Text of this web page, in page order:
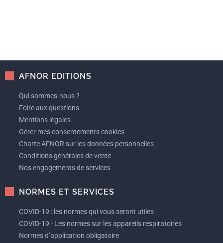
AFNOR EDITIONS
Qui sommes-nous ?
Foire aux questions
Mentions légales
Gérer mes consentements cookies
Charte AFNOR sur les données personnelles
Conditions générales de vente
Nos engagements de services
NORMES ET SERVICES
COVID-19 : les normes qui vous seront utiles
COVID-19 - Les normes sur les appareils respiratoires
Normes d’application obligatoire